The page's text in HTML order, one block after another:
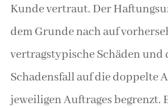
Kunde vertraut. Der
dem Grunde nach auf
vertragstypische Schäden und
Schadensfall auf die doppelte
jeweiligen Auftrages